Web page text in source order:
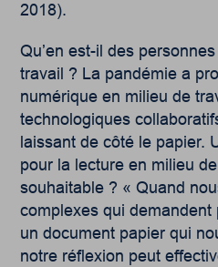
2018).
Qu’en est-il des
travail ? La pandémie a
numérique en milieu de
technologiques
laissant de côté le papier.
pour la lecture en milieu
souhaitable ? « Quand
complexes qui
un document papier qui
notre réflexion peut